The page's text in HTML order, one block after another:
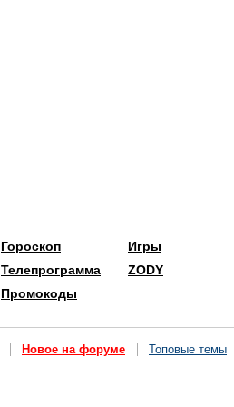
Гороскоп
Телепрограмма
Промокоды
Игры
ZODY
Новое на форуме Топовые темы